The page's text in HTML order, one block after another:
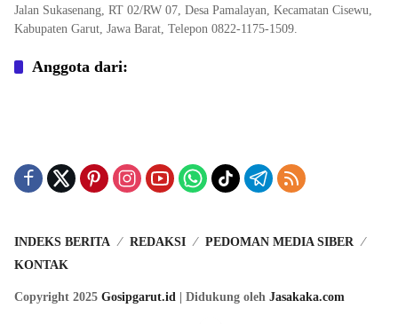
Jalan Sukasenang, RT 02/RW 07, Desa Pamalayan, Kecamatan Cisewu,
Kabupaten Garut, Jawa Barat, Telepon 0822-1175-1509.
Anggota dari:
INDEKS BERITA REDAKSI
PEDOMAN MEDIA SIBER
KONTAK
Copyright 2025 Gosipgarut.id | Didukung oleh Jasakaka.com